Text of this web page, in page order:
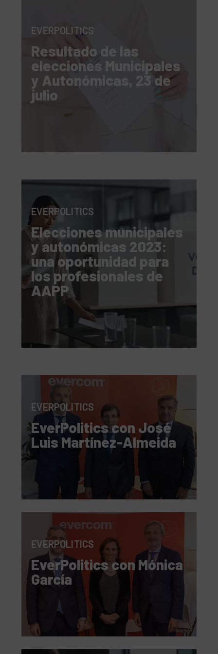
EVERPOLITICS
Resultado de las
elecciones Municipales
y Autonómicas, 23 de
julio
EVERPOLITICS
Elecciones municipales
y autonómicas 2023:
una oportunidad para
los profesionales de
AAPP
EVERPOLITICS
EverPolitics con José
Luis Martínez-Almeida
EVERPOLITICS
EverPolitics con Mónica
García